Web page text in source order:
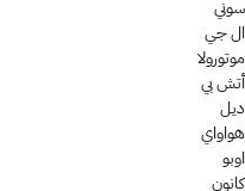
سوني
ال جي
موتورولا
أتش بي
ديل
هواواي
اوبو
كانون